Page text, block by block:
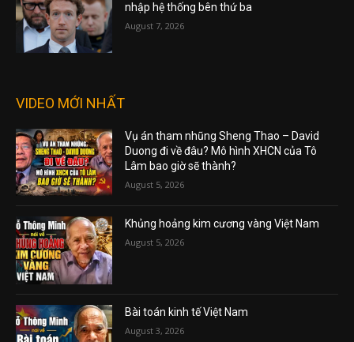
nhập hệ thống bên thứ ba
August 7, 2026
VIDEO MỚI NHẤT
Vụ án tham nhũng Sheng Thao – David
Duong đi về đâu? Mô hình XHCN của Tô
Lâm bao giờ sẽ thành?
August 5, 2026
Khủng hoảng kim cương vàng Việt Nam
August 5, 2026
Bài toán kinh tế Việt Nam
August 3, 2026